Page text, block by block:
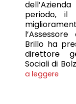
periodo, il
Brillo ha
direttore
Sociali di
a leggere